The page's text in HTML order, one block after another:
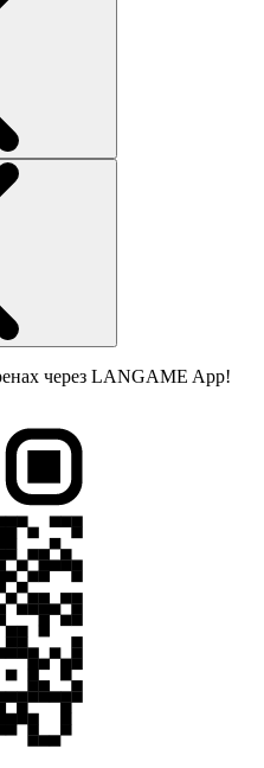
через LANGAME App!